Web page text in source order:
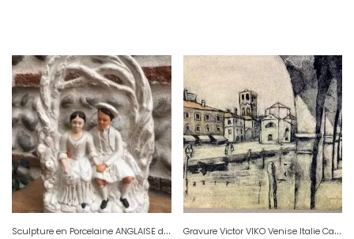
S
culpture en Porcelaine ANGLAISE du STAFFORDSHIRE Ecosse Mariage Kilt
G
ravure Victor VIKO Venise Italie Carte De Vœux Lithographie Paysage Ville